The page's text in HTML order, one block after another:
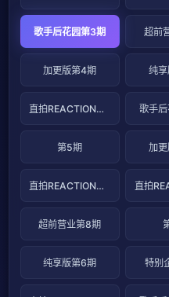
歌手后花园第3期 超前
加更版第4期 纯
直拍REACTION第8期 歌手
第5期 加
直拍REACTION第9期
超前营业第8期
纯享版第6期 特别